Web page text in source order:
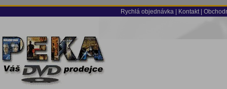
Rychlá objednávka Kontakt